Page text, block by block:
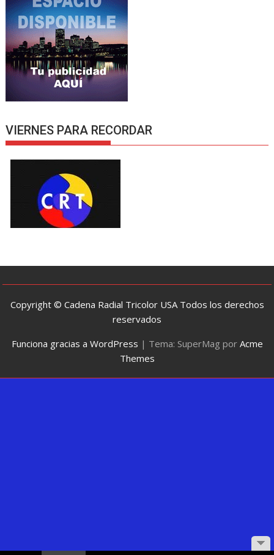
VIERNES PARA RECORDAR
Copyright © Cadena Radial Tricolor USA Todos los derechos
reservados
Funciona gracias a WordPress | Tema: SuperMag por Acme
Themes